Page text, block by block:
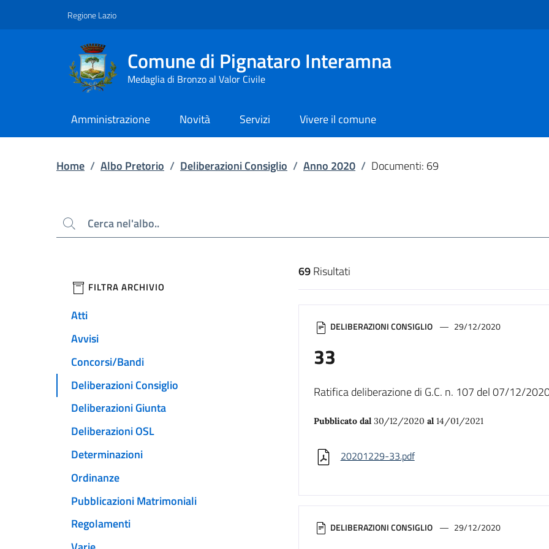
Regione Lazio
Comune di Pignataro Interamna
Medaglia di Bronzo al Valor Civile
Amministrazione Novità Servizi Vivere il comune
Home / Albo Pretorio / Deliberazioni Consiglio / Anno 2020 / Documenti: 69
Cerca
filtri da applicare
FILTRA ARCHIVIO
Atti
Avvisi
Concorsi/Bandi
Deliberazioni Consiglio
Deliberazioni Giunta
Deliberazioni OSL
Determinazioni
Ordinanze
Pubblicazioni Matrimoniali
Regolamenti
Risultati di ricerca
69Risultati
DELIBERAZIONI CONSIGLIO 29/12/2020
33
Ratifica deliberazione di G.C. n. 107 del 07/12/
Pubblicato dal 30/12/2020 al14/01/2021
20201229-33.pdf
DELIBERAZIONI CONSIGLIO 29/12/2020